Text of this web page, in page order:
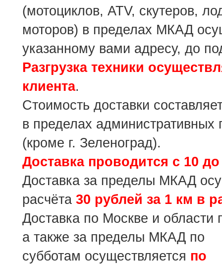
(мотоциклов, ATV, скутеров,
моторов) в пределах МКАД
указанному вами адресу, до
Разгрузка техники
клиента.
Cтоимость доставки
в пределах административных
(кроме г. Зеленоград).
Доставка проводится с 10
Доставка за пределы МКАД
расчёта 30 рублей за 1 км в
Доставка по Москве и области
а также за пределы МКАД по
субботам осуществляется по